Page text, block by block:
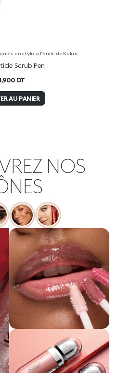
en stylo à l’huile de Kukui
Scrub Pen
DT
AU PANIER
NOS